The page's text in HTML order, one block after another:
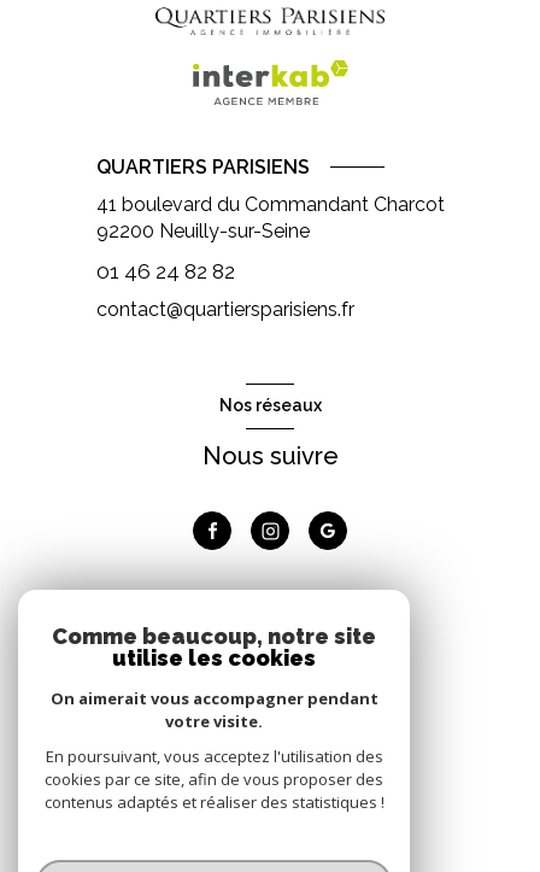
Je souhaite
vendre mon bien louer mon bien
Adresse du bien *
Renseigner vos coordonnées
Nom *
Prénom *
Téléphone *
QUARTIERS PARISIENS
41 boulevard du Commandant Charcot
92200 Neuilly-sur-Seine
01 46 24 82 82
contact@quartiersparisiens.fr
Nos réseaux
Nous suivre
Nous adhérons
© 2026 | Tous droits réservés
Comme beaucoup, notre site
utilise les cookies
On aimerait vous accompagner pendant
votre visite.
En poursuivant, vous acceptez l'utilisation des
cookies par ce site, afin de vous proposer des
contenus adaptés et réaliser des statistiques !